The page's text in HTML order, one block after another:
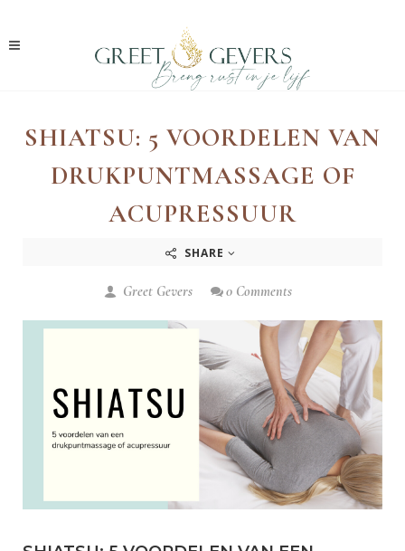
SHIATSU: 5 VOORDELEN VAN
DRUKPUNTMASSAGE OF
ACUPRESSUUR
SHARE
Greet Gevers 0 Comments